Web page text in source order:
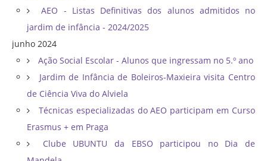
AEO - Listas Definitivas dos alunos admitidos no
jardim de infância - 2024/2025
junho 2024
Ação Social Escolar - Alunos que ingressam no 5.º ano
Jardim de Infância de Boleiros-Maxieira visita Centro
de Ciência Viva do Alviela
Técnicas especializadas do AEO participam em Curso
Erasmus + em Praga
Clube UBUNTU da EBSO participou no Dia de